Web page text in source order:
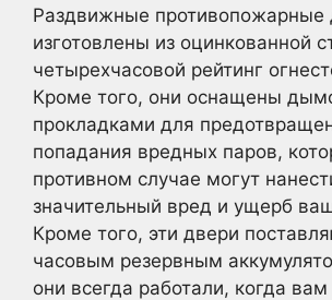
Раздвижные противопожарные
изготовлены из оцинкованной
четырехчасовой рейтинг
Кроме того, они оснащены
прокладками для
попадания вредных паров,
противном случае могут
значительный вред и ущерб
Кроме того, эти двери
часовым резервным
они всегда работали, когда